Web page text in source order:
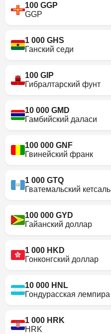
100 GGP
GGP
1 000 GHS
Ганский седи
100 GIP
Гибралтарский фунт
10 000 GMD
Гамбийский даласи
100 000 GNF
Гвинейский франк
1 000 GTQ
Гватемальский кетсаль
100 000 GYD
Гайанский доллар
1 000 HKD
Гонконгский доллар
10 000 HNL
Гондурасская лемпира
1 000 HRK
HRK